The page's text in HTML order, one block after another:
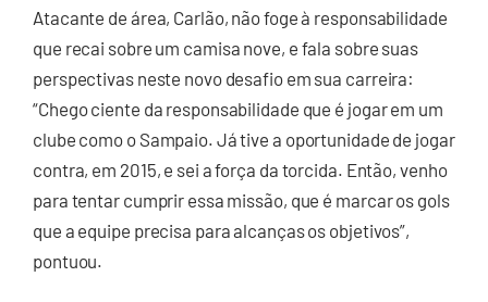
Atacante de área, Carlão, não foge à responsabilidade
que recai sobre um camisa nove, e fala sobre suas
perspectivas neste novo desafio em sua carreira:
“Chego ciente da responsabilidade que é jogar em um
clube como o Sampaio. Já tive a oportunidade de jogar
contra, em 2015, e sei a força da torcida. Então, venho
para tentar cumprir essa missão, que é marcar os gols
que a equipe precisa para alcanças os objetivos”,
pontuou.